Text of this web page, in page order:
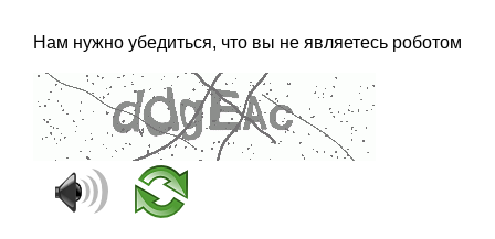
Нам нужно убедиться, что вы не являетесь роботом